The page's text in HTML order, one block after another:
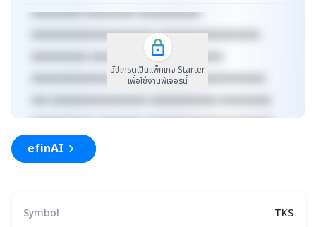
xxxxxxxxx xxxxxxxxx xxxxxxxxxxx
xxxxxxxxxxxxxxxxxxxxxx xxxxxxxxxxxxxxxxxx
xxxxxxxxxx xxxxxxxxxxxxx xxxxxxxxxx
xxxxxxxxxxxxxxxxxxxxxxxxxx xxxxxxxxxxxxxxx
xxx xxxxxxxxxxxxxxxxx xxxxxxxxxxxx xxxxxxxxx
xxxxxxxxxxx xxxxxxxx xxxxxxxxxxxxxxxxxxxxxxx
xxxxxxxxxxxxxxxxxxx xxxxx
xxxxxxxxxxxxxxxxxxxxxxxxxxxxxx
อัปเกรดเป็นแพ็คเกจ Starter
เพื่อใช้งานฟีเจอร์นี้
efinAI
Symbol
TKS